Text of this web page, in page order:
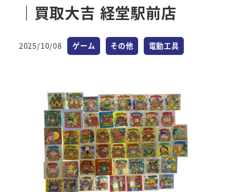
｜買取大吉 経堂駅前店
投稿日
2025/10/08 カテゴリー
ゲーム カテゴリー
その他 カテゴリー
電動工具